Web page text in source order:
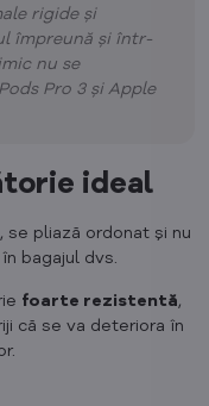
rigide și
împreună și într-
nu se
Pro 3 și Apple
ideal
se pliază ordonat și nu
bagajul dvs.
foarte rezistentă,
că se va deteriora în